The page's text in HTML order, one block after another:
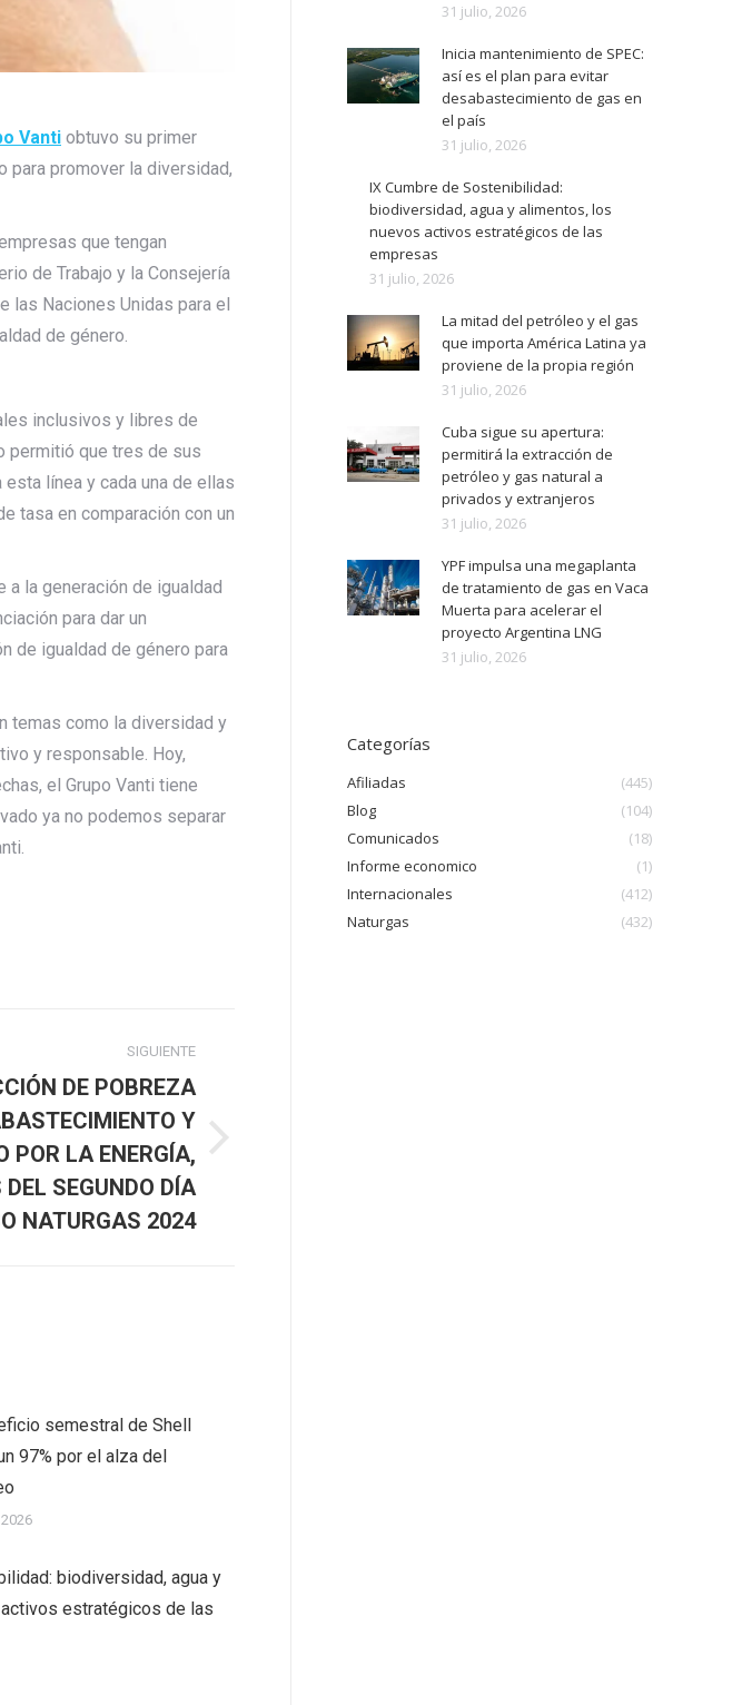
Vanti obtuvo su primer
para promover la diversidad,
que tengan
de Trabajo y la Consejería
las Naciones Unidas para el
de género.
inclusivos y libres de
permitió que tres de sus
línea y cada una de ellas
tasa en comparación con un
la generación de igualdad
para dar un
de igualdad de género para
temas como la diversidad y
y responsable. Hoy,
el Grupo Vanti tiene
ya no podemos separar
SIGUIENTE
DE POBREZA
Y
POR LA ENERGÍA,
SEGUNDO DÍA
NATURGAS 2024
semestral de Shell
97% por el alza del
biodiversidad, agua y
estratégicos de las
31 julio, 2026
Inicia mantenimiento de SPEC:
así es el plan para evitar
desabastecimiento de gas en
el país
31 julio, 2026
IX Cumbre de Sostenibilidad:
biodiversidad, agua y alimentos, los
nuevos activos estratégicos de las
empresas
31 julio, 2026
La mitad del petróleo y el gas
que importa América Latina ya
proviene de la propia región
31 julio, 2026
Cuba sigue su apertura:
permitirá la extracción de
petróleo y gas natural a
privados y extranjeros
31 julio, 2026
YPF impulsa una megaplanta
de tratamiento de gas en Vaca
Muerta para acelerar el
proyecto Argentina LNG
31 julio, 2026
Categorías
Afiliadas
(445)
Blog
(104)
Comunicados
(18)
Informe economico
(1)
Internacionales
(412)
Naturgas
(432)